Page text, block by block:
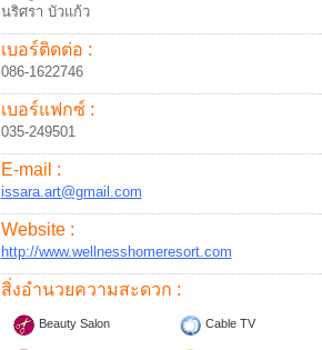
นริศรา บัวแก้ว
เบอร์ติดต่อ :
086-1622746
เบอร์แฟกซ์ :
035-249501
E-mail :
issara.art@gmail.com
Website :
http://www.wellnesshomeresort.com
สิ่งอำนวยความสะดวก :
Beauty Salon Cable TV